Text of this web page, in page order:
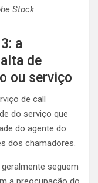
Stock
a
de
ou serviço
de call
do serviço que
do agente do
dos chamadores.
seguem